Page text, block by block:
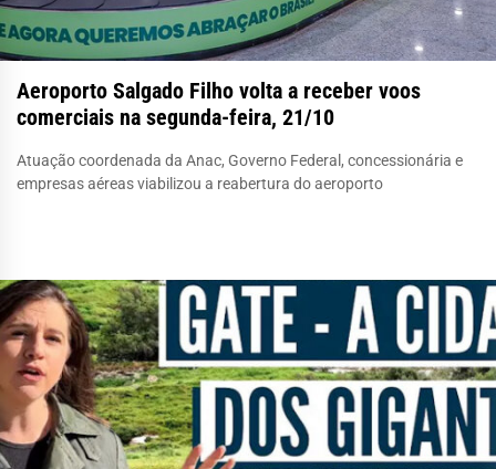
Aeroporto Salgado Filho volta a receber voos
comerciais na segunda-feira, 21/10
Atuação coordenada da Anac, Governo Federal, concessionária e
empresas aéreas viabilizou a reabertura do aeroporto